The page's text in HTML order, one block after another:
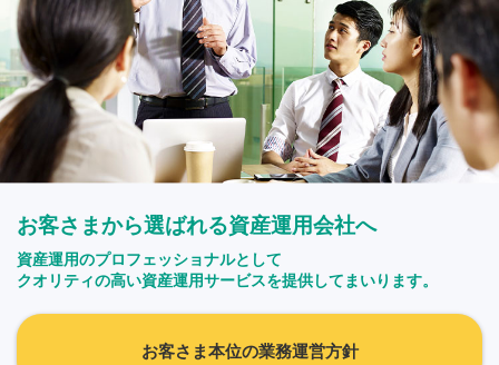
お客さまから選ばれる資産運用会社へ
資産運用のプロフェッショナルとして
クオリティの高い資産運用サービスを提供してまいります。
お客さま本位の業務運営方針